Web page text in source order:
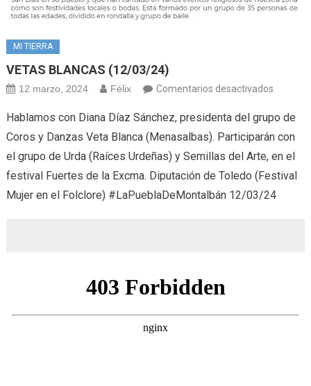
MI TIERRA
VETAS BLANCAS (12/03/24)
12 marzo, 2024 Félix Comentarios desactivadosen
(12/03/
Hablamos con Diana Díaz Sánchez, presidenta del grupo de
Coros y Danzas Veta Blanca (Menasalbas). Participarán con
el grupo de Urda (Raíces Urdeñas) y Semillas del Arte, en el
festival Fuertes de la Excma. Diputación de Toledo (Festival
Mujer en el Folclore) #LaPueblaDeMontalbán 12/03/24